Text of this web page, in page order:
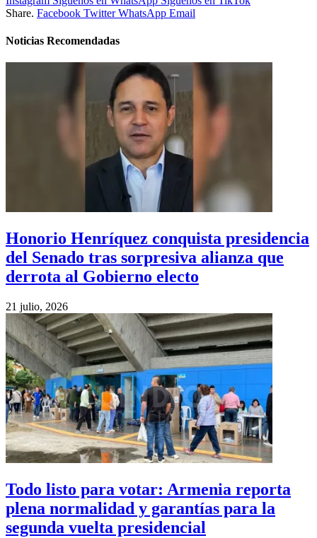
Share. Facebook Twitter WhatsApp Email
Noticias Recomendadas
Honorio Henríquez conquista presidencia
del Senado tras sorpresiva alianza que
derrota al Gobierno electo
21 julio, 2026
Todo listo para votar: Armenia reporta
plena normalidad y garantías para la
segunda vuelta presidencial